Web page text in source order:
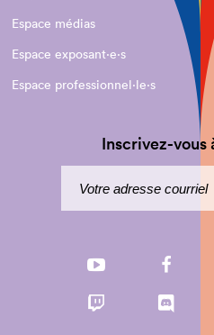
Espace médias
Espace exposant·e⋅s
Espace professionnel·le⋅s
Inscrivez-